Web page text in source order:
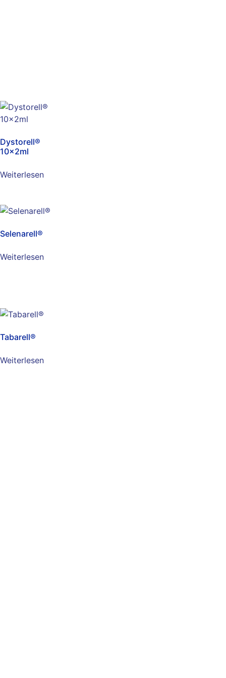
Dystorell®
10x2ml
Weiterlesen
Selenarell®
Weiterlesen
Tabarell®
Weiterlesen